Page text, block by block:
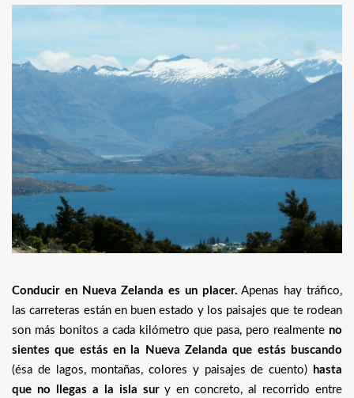
Conducir en Nueva Zelanda es un placer. Apenas hay tráfico,
las carreteras están en buen estado y los paisajes que te rodean
son más bonitos a cada kilómetro que pasa, pero realmente no
sientes que estás en la Nueva Zelanda que estás buscando
(ésa de lagos, montañas, colores y paisajes de cuento) hasta
que no llegas a la isla sury en concreto, al recorrido entre